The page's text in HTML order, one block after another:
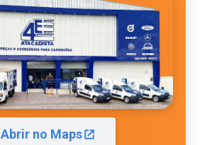
Abrir no Maps